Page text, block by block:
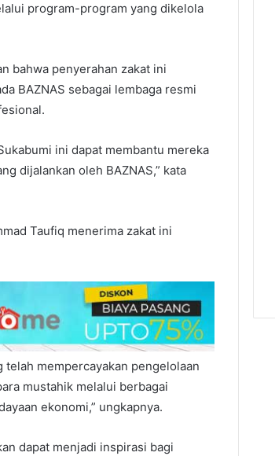
program-program yang dikelola
bahwa penyerahan zakat ini
BAZNAS sebagai lembaga resmi
ini dapat membantu mereka
dijalankan oleh BAZNAS,” kata
Taufiq menerima zakat ini
telah mempercayakan pengelolaan
mustahik melalui berbagai
ekonomi,” ungkapnya.
dapat menjadi inspirasi bagi